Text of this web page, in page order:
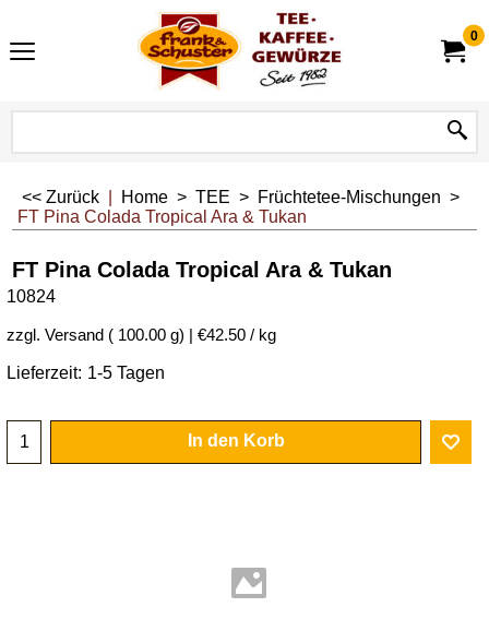
0
<< Zurück Home > TEE > Früchtetee-Mischungen >
FT Pina Colada Tropical Ara & Tukan
FT Pina Colada Tropical Ara & Tukan
10824
zzgl. Versand 100.00 g €42.50 / kg
Lieferzeit: 1-5 Tagen
In den Korb